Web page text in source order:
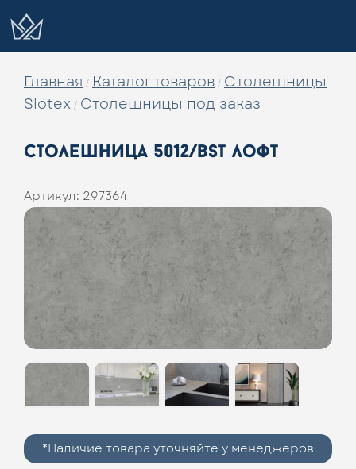
Главная / Каталог товаров / Столешницы
Slotex / Столешницы под заказ
столешница 5012/bst лофт
Артикул: 297364
*Наличие товара уточняйте у менеджеров